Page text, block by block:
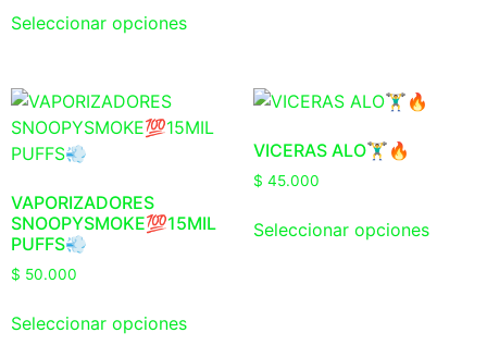
Seleccionar opciones
VAPORIZADORES
SNOOPYSMOKE💯15MIL
PUFFS💨
$ 50.000
Seleccionar opciones
VICERAS ALO🏋️‍♂️🔥
$ 45.000
Seleccionar opciones